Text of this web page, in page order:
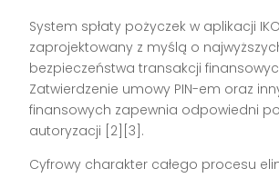
System spłaty pożyczek w aplikacji
zaprojektowany z myślą o
bezpieczeństwa transakcji
Zatwierdzenie umowy PIN-em oraz
finansowych zapewnia odpowiedni
autoryzacji [2][3].
Cyfrowy charakter całego procesu